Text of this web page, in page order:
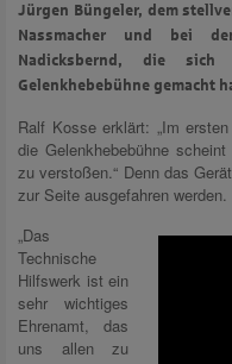
Jürgen Büngeler, dem
Nassmacher und bei
Nadicksbernd, die
Gelenkhebebühne gemacht
Ralf Kosse erklärt: „Im
die Gelenkhebebühne
zu verstoßen.“ Denn das
zur Seite ausgefahren werden.
„Das
Technische
Hilfswerk ist ein
sehr wichtiges
Ehrenamt, das
uns allen zu